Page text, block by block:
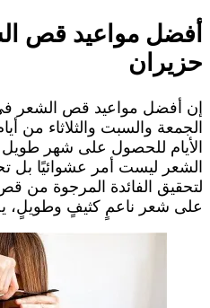
أفضل مواعيد قص
حزيران
إن أفضل مواعيد قص الشعر
الجمعة والسبت والثلاثاء من
الأيام للحصول على شهر
الشعر ليست أمر عشوائيًا بل
لتحقيق الفائدة المرجوة من
على شعر ناعمٍ كثيفٍ وطويلٍ،